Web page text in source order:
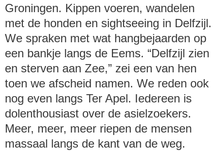
Groningen. Kippen voeren, wandelen
met de honden en sightseeing in Delfzijl.
We spraken met wat hangbejaarden op
een bankje langs de Eems. “Delfzijl zien
en sterven aan Zee,” zei een van hen
toen we afscheid namen. We reden ook
nog even langs Ter Apel. Iedereen is
dolenthousiast over de asielzoekers.
Meer, meer, meer riepen de mensen
massaal langs de kant van de weg.